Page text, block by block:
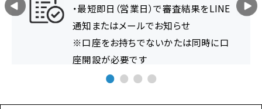
・最短即日（営業日）で審査結果をLINE
通知またはメールでお知らせ
※口座をお持ちでないかたは同時に口
座開設が必要です